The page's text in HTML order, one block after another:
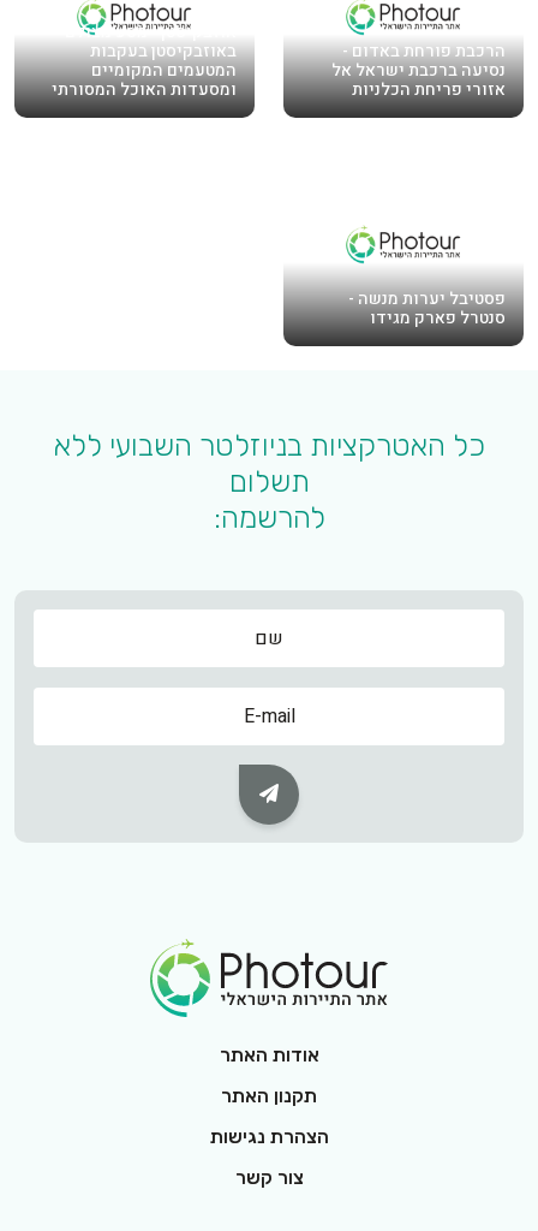
הרכבת פורחת באדום -
נסיעה ברכבת ישראל אל
אזורי פריחת הכלניות
אוזבקיסטן - מסע מצולם
באוזבקיסטן בעקבות
המטעמים המקומיים
ומסעדות האוכל המסורתי
פסטיבל יערות מנשה -
סנטרל פארק מגידו
כל האטרקציות בניוזלטר השבועי ללא
תשלום
להרשמה:
שם
שם
Subscribe Button
אודות האתר
תקנון האתר
הצהרת נגישות
צור קשר